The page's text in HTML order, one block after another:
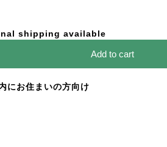
shipping available
Add to cart
にお住まいの方向け